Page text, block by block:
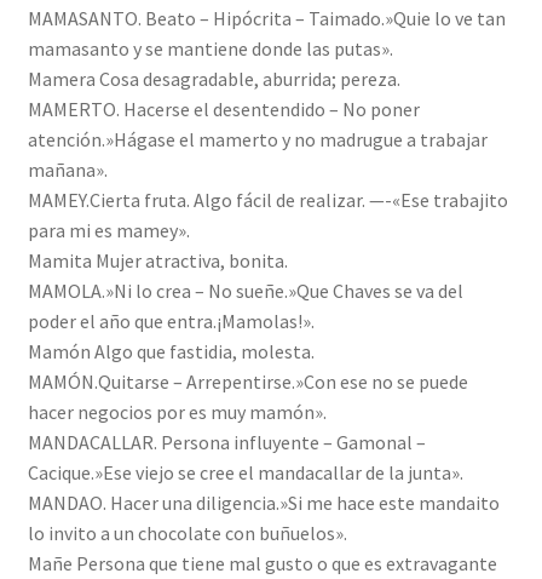
MAMASANTO. Beato – Hipócrita – Taimado.»Quie lo ve tan
mamasanto y se mantiene donde las putas».
Mamera Cosa desagradable, aburrida; pereza.
MAMERTO. Hacerse el desentendido – No poner
atención.»Hágase el mamerto y no madrugue a trabajar
mañana».
MAMEY.Cierta fruta. Algo fácil de realizar. —-«Ese trabajito
para mi es mamey».
Mamita Mujer atractiva, bonita.
MAMOLA.»Ni lo crea – No sueñe.»Que Chaves se va del
poder el año que entra.¡Mamolas!».
Mamón Algo que fastidia, molesta.
MAMÓN.Quitarse – Arrepentirse.»Con ese no se puede
hacer negocios por es muy mamón».
MANDACALLAR. Persona influyente – Gamonal –
Cacique.»Ese viejo se cree el mandacallar de la junta».
MANDAO. Hacer una diligencia.»Si me hace este mandaito
lo invito a un chocolate con buñuelos».
Mañe Persona que tiene mal gusto o que es extravagante